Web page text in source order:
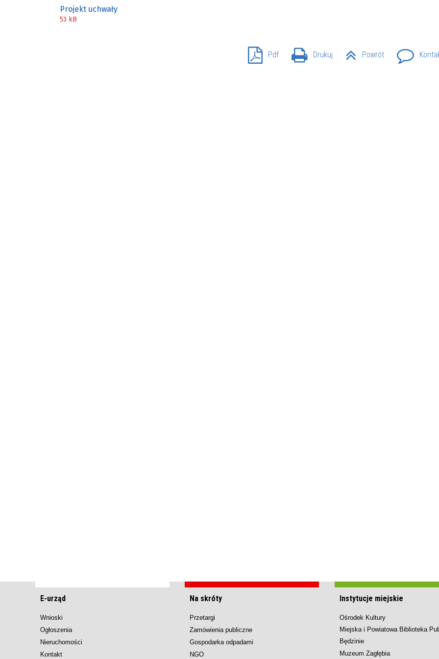
Projekt uchwały
53 kB
Pdf Drukuj Powrót
E-urząd
Wnioski
Ogłoszenia
Nieruchomości
Kontakt
Na skróty
Przetargi
Zamówienia publiczne
Gospodarka odpadami
NGO
Instytucje miejskie
Ośrodek Kultury
Miejska i Powiatowa Biblioteka
Będzinie
Muzeum Zagłębia